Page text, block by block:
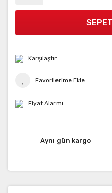
Karşılaştır
Fiyat Alarmı
Aynı gün kargo